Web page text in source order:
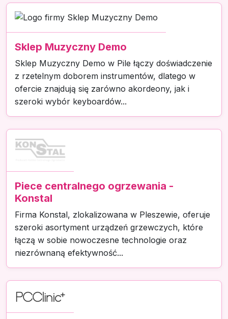
Sklep Muzyczny Demo
Sklep Muzyczny Demo w Pile łączy doświadczenie
z rzetelnym doborem instrumentów, dlatego w
ofercie znajdują się zarówno akordeony, jak i
szeroki wybór keyboardów...
Piece centralnego ogrzewania -
Konstal
Firma Konstal, zlokalizowana w Pleszewie, oferuje
szeroki asortyment urządzeń grzewczych, które
łączą w sobie nowoczesne technologie oraz
niezrównaną efektywność...